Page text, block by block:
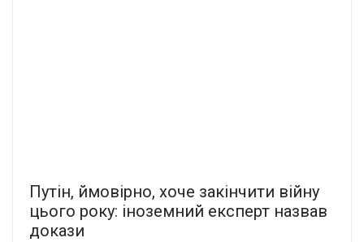
Путін, ймовірно, хоче закінчити війну
цього року: іноземний експерт назвав
докази